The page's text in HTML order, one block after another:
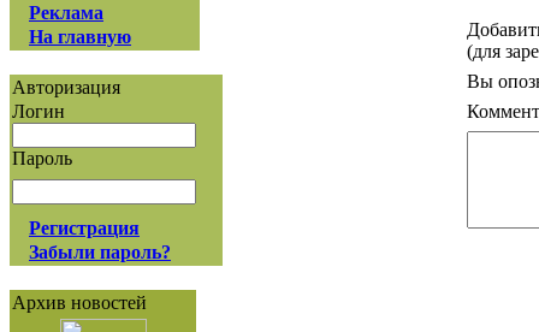
Реклама
На главную
Авторизация
Логин
Пароль
Регистрация
Забыли пароль?
Архив новостей
(для
Вы